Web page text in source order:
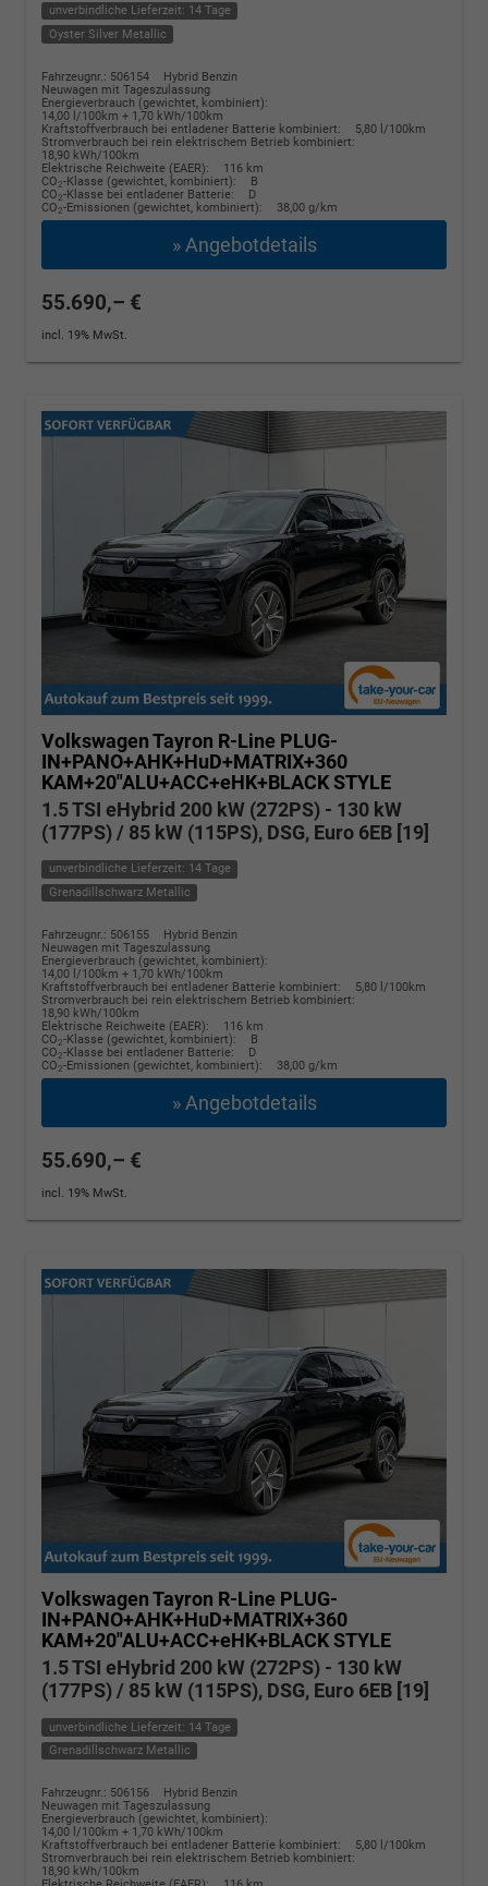
unverbindliche Lieferzeit: 14 Tage
Oyster Silver Metallic
Fahrzeugnr.: 506154
Hybrid Benzin
Neuwagen mit Tageszulassung
Energieverbrauch (gewichtet, kombiniert):
14,00 l/100km + 1,70 kWh/100km
Kraftstoffverbrauch bei entladener Batterie kombiniert:
5,80 l/100km
Stromverbrauch bei rein elektrischem Betrieb kombiniert:
18,90 kWh/100km
Elektrische Reichweite (EAER):
116 km
CO2-Klasse (gewichtet, kombiniert):
B
CO2-Klasse bei entladener Batterie:
D
CO2-Emissionen (gewichtet, kombiniert): 38,00 g/km
» Angebotdetails
55.690,– €
incl. 19% MwSt.
Volkswagen Tayron R-Line PLUG-
IN+PANO+AHK+HuD+MATRIX+360
KAM+20"ALU+ACC+eHK+BLACK STYLE
1.5 TSI eHybrid 200 kW (272PS) - 130 kW
(177PS) / 85 kW (115PS), DSG, Euro 6EB [19]
unverbindliche Lieferzeit: 14 Tage
Grenadillschwarz Metallic
Fahrzeugnr.: 506155
Hybrid Benzin
Neuwagen mit Tageszulassung
Energieverbrauch (gewichtet, kombiniert):
14,00 l/100km + 1,70 kWh/100km
Kraftstoffverbrauch bei entladener Batterie kombiniert:
5,80 l/100km
Stromverbrauch bei rein elektrischem Betrieb kombiniert:
18,90 kWh/100km
Elektrische Reichweite (EAER):
116 km
CO2-Klasse (gewichtet, kombiniert):
B
CO2-Klasse bei entladener Batterie:
D
CO2-Emissionen (gewichtet, kombiniert): 38,00 g/km
» Angebotdetails
55.690,– €
incl. 19% MwSt.
Volkswagen Tayron R-Line PLUG-
IN+PANO+AHK+HuD+MATRIX+360
KAM+20"ALU+ACC+eHK+BLACK STYLE
1.5 TSI eHybrid 200 kW (272PS) - 130 kW
(177PS) / 85 kW (115PS), DSG, Euro 6EB [19]
unverbindliche Lieferzeit: 14 Tage
Grenadillschwarz Metallic
Fahrzeugnr.: 506156
Hybrid Benzin
Neuwagen mit Tageszulassung
Energieverbrauch (gewichtet, kombiniert):
14,00 l/100km + 1,70 kWh/100km
Kraftstoffverbrauch bei entladener Batterie kombiniert:
5,80 l/100km
Stromverbrauch bei rein elektrischem Betrieb kombiniert:
18,90 kWh/100km